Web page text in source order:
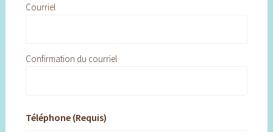
Courriel
Confirmation du courriel
Téléphone (Requis)